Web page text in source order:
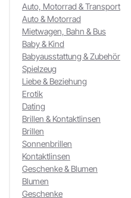
Auto, Motorrad & Transport
Auto & Motorrad
Mietwagen, Bahn & Bus
Baby & Kind
Babyausstattung & Zubehör
Spielzeug
Liebe & Beziehung
Erotik
Dating
Brillen & Kontaktlinsen
Brillen
Sonnenbrillen
Kontaktlinsen
Geschenke & Blumen
Blumen
Geschenke